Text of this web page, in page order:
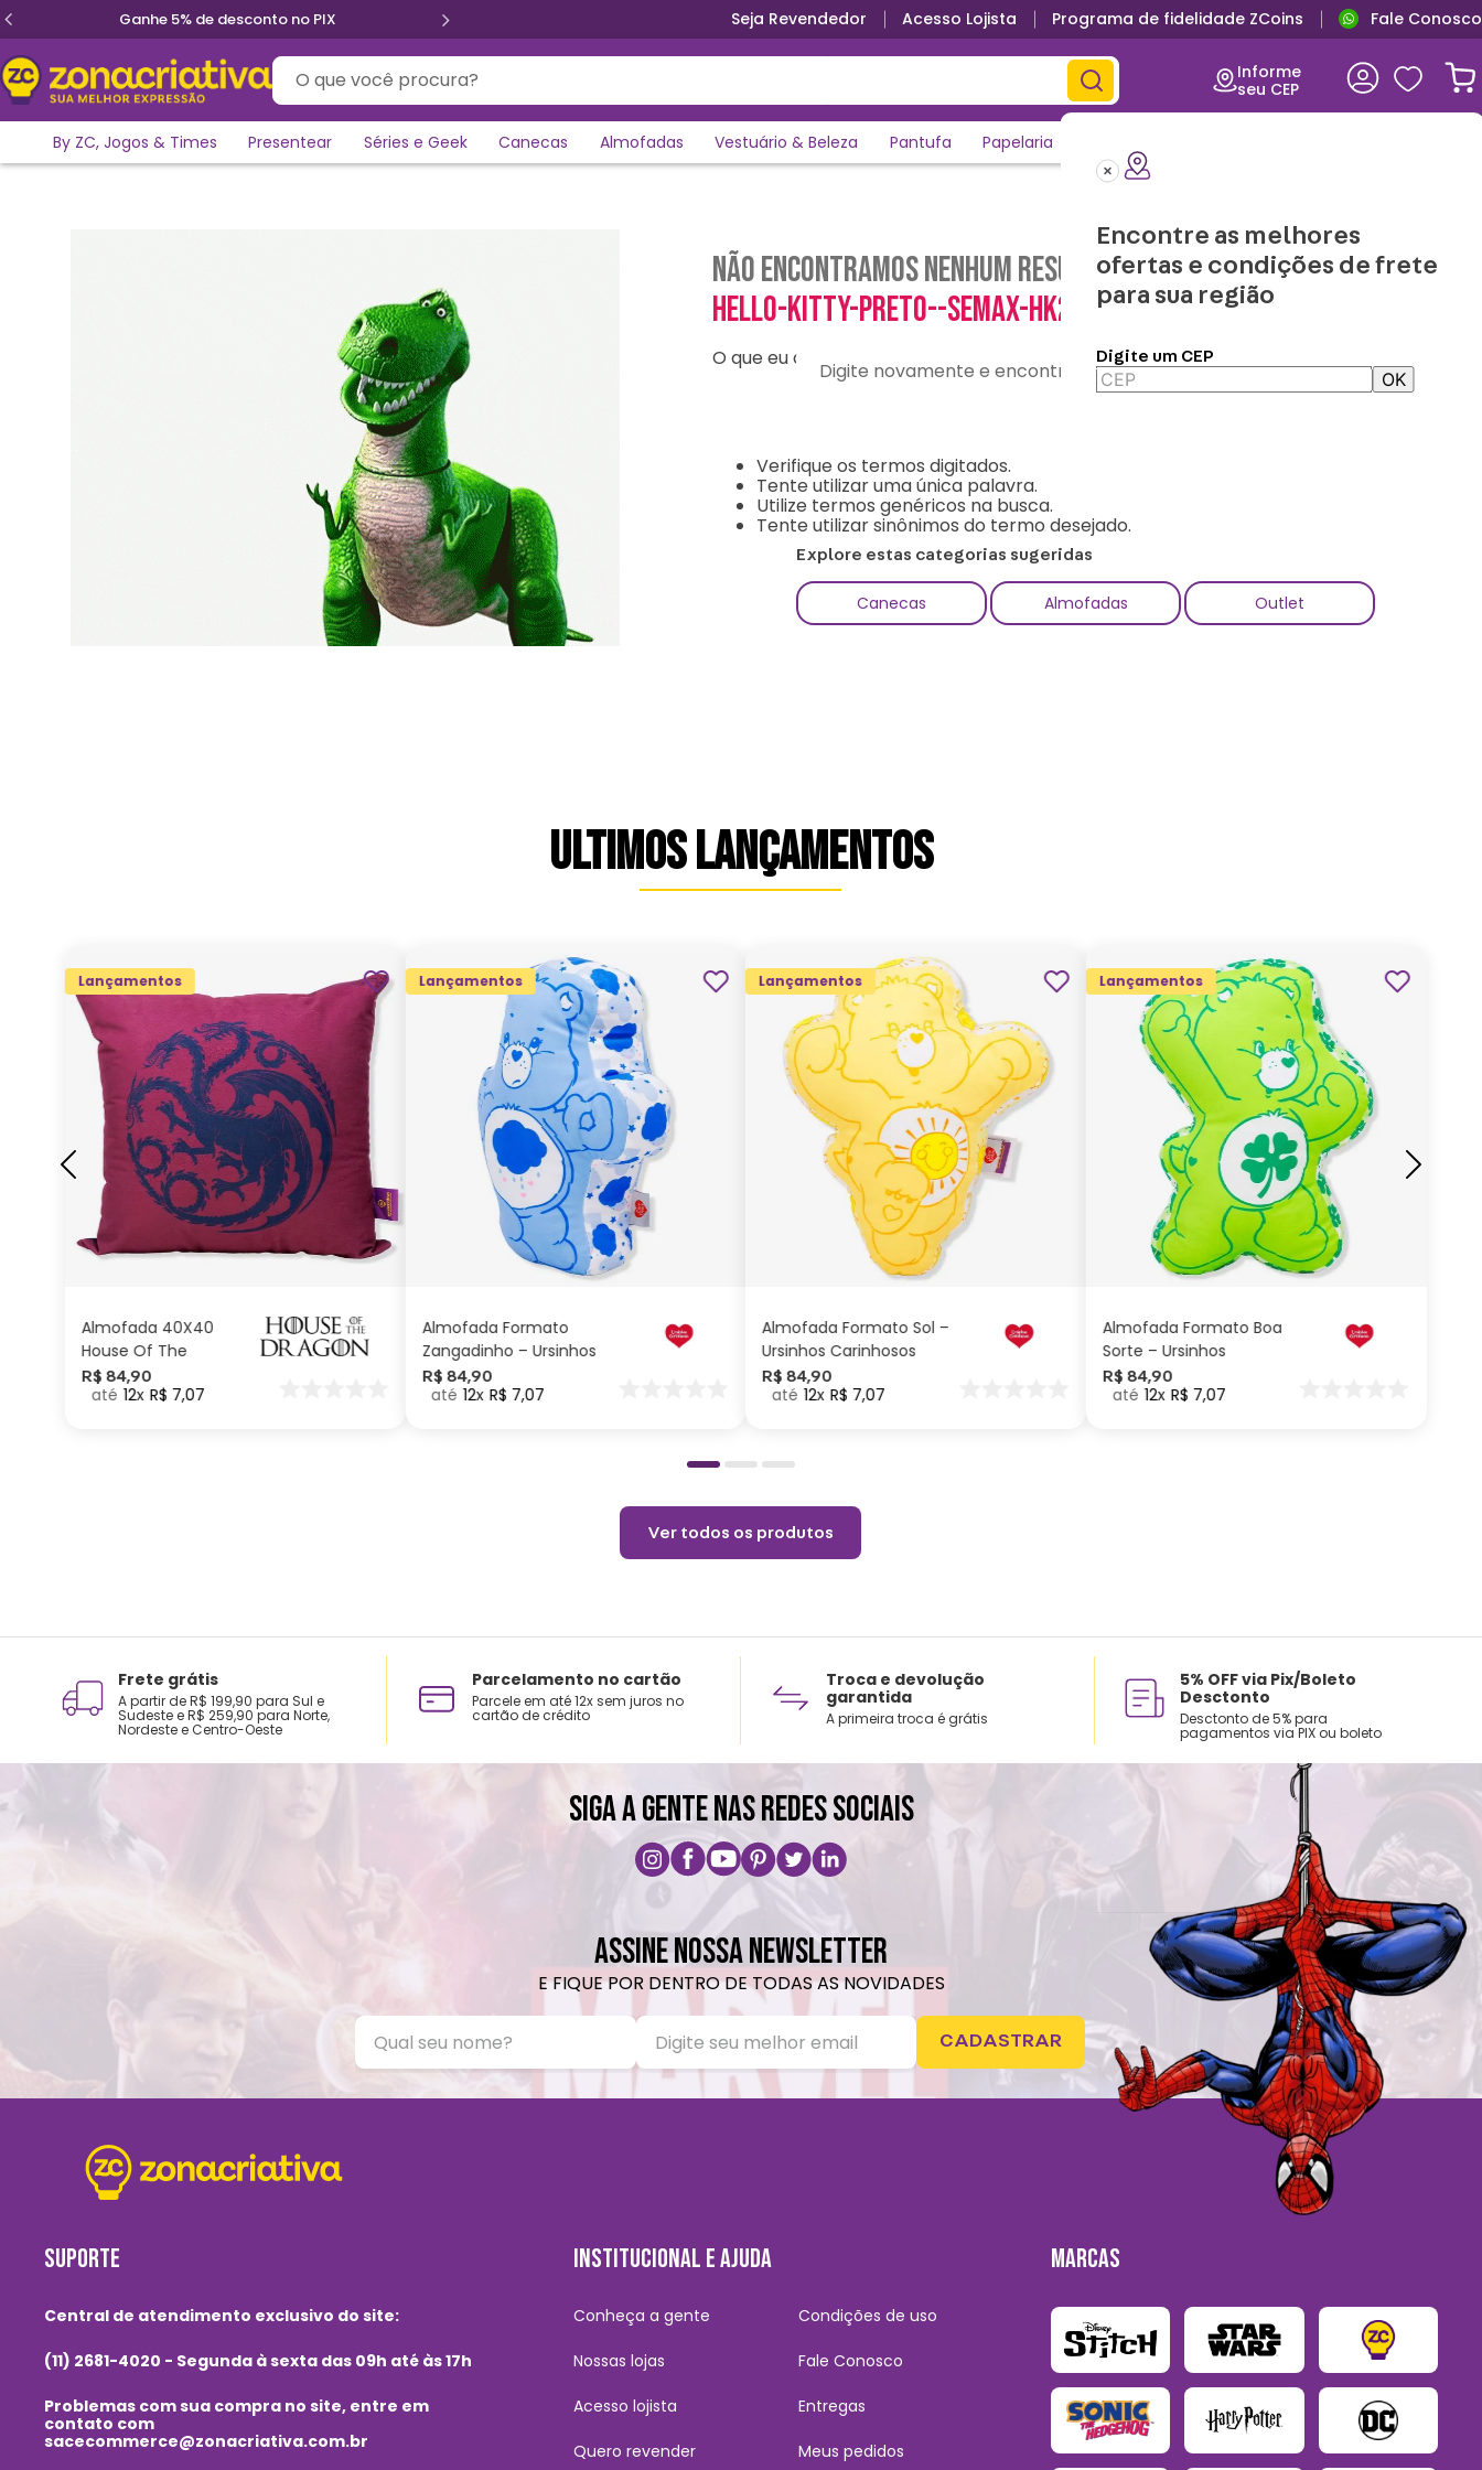
Parcele em até 12x sem juros Seja Revendedor Acesso Lojista Programa de fidelidade ZCoins Fale Conosco
O que você procura?
Informe
seu CEP
Encontre as melhores
ofertas e condições de frete
para sua região
Digite um CEP
OK
By ZC, Jogos & Times Presentear Séries e Geek Canecas Almofadas Vestuário & Beleza Pantufa Papelaria
Não encontramos nenhum resultado para "necessaire-puffer-
hello-kitty-preto--semax-hk26095pt"
O que eu devo fazer?
Verifique os termos digitados.
Tente utilizar uma única palavra.
Utilize termos genéricos na busca.
Tente utilizar sinônimos do termo desejado.
Digite novamente e encontre o que precisa
Explore estas categorias sugeridas
Canecas Almofadas Outlet
ULTIMOS LANÇAMENTOS
Lançamentos
Almofada 40X40
House Of The
Dragon
R$ 84,90
12 R$ 7,07
ADICIONAR AO
Lançamentos
Almofada Formato
Zangadinho – Ursinhos
Carinhosos
R$ 84,90
12 R$ 7,07
ADICIONAR AO
CARRINHO
Lançamentos
Almofada Formato Sol –
Ursinhos Carinhosos
R$ 84,90
12 R$ 7,07
ADICIONAR AO
CARRINHO
Lançamentos
Almofada Formato Boa
Sorte – Ursinhos
Carinhosos
R$ 84,90
12 R$ 7,07
ADICIONAR AO
CARRINHO
Ver todos os produtos
Frete grátis
A partir de R$ 199,90 para Sul e
Sudeste e R$ 259,90 para Norte,
Nordeste e Centro-Oeste
Parcelamento no cartão
Parcele em até 12x sem juros no
cartão de crédito
Troca e devolução
garantida
A primeira troca é grátis
5% OFF via Pix/Boleto
Desctonto
Desctonto de 5% para
pagamentos via PIX ou boleto
SIGA A GENTE NAS REDES SOCIAIS
ASSINE NOSSA NEWSLETTER
E FIQUE POR DENTRO DE TODAS AS NOVIDADES
CADASTRAR
SUPORTE
Central de atendimento exclusivo do site:
(11) 2681-4020 - Segunda à sexta das 09h até às 17h
Problemas com sua compra no site, entre em
contato com
sacecommerce@zonacriativa.com.br
INSTITUCIONAL E AJUDA
Conheça a gente
Nossas lojas
Acesso lojista
Quero revender
Condições de uso
Fale Conosco
Entregas
Meus pedidos
MARCAS